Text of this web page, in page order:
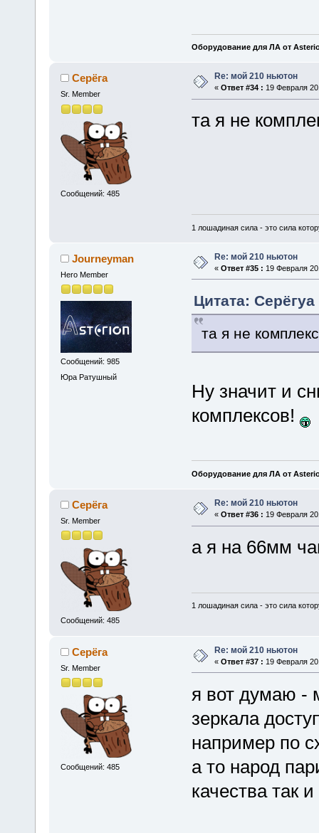
Оборудование для ЛА от
Серёга
Sr. Member
Сообщений: 485
Re: мой 210 ньютон
« Ответ #34 : 19 Февраля
та я не
1 лошадиная сила - это сила
Journeyman
Hero Member
Сообщений: 985
Юра Ратушный
Re: мой 210 ньютон
« Ответ #35 : 19 Февраля
Цитата:
та я не
Ну значит и
комплексов!
Оборудование для ЛА от
Серёга
Sr. Member
Сообщений: 485
Re: мой 210 ньютон
« Ответ #36 : 19 Февраля
а я на 66мм
1 лошадиная сила - это сила
Серёга
Sr. Member
Сообщений: 485
Re: мой 210 ньютон
« Ответ #37 : 19 Февраля
я вот думаю -
зеркала
например по
а то народ
качества так